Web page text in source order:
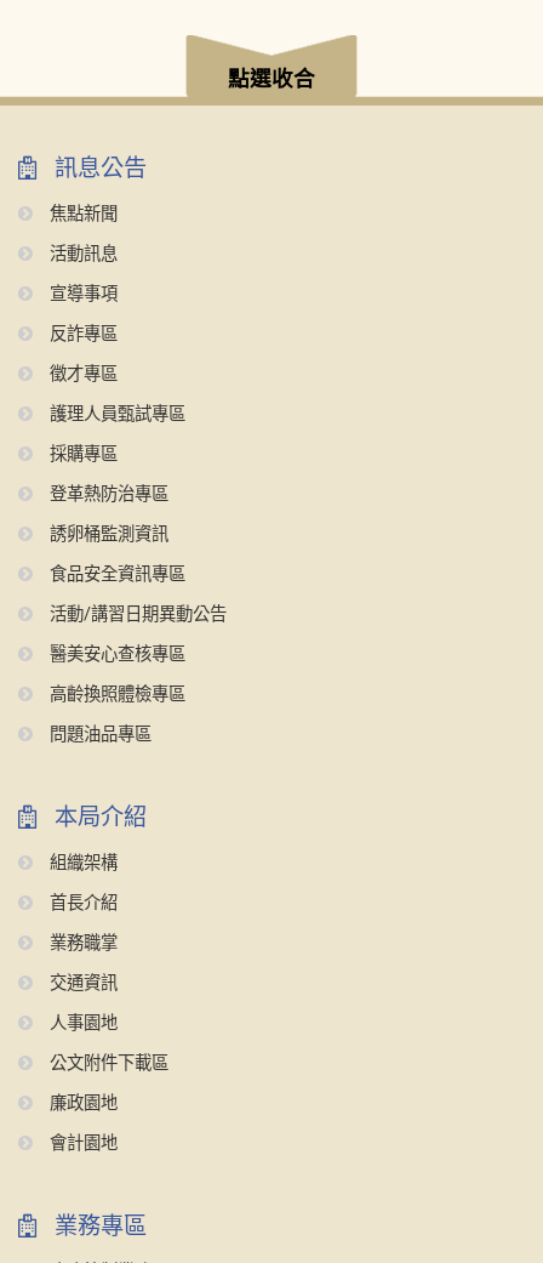
點選收合
訊息公告
焦點新聞
活動訊息
宣導事項
反詐專區
徵才專區
護理人員甄試專區
採購專區
登革熱防治專區
誘卵桶監測資訊
食品安全資訊專區
活動/講習日期異動公告
醫美安心查核專區
高齡換照體檢專區
問題油品專區
本局介紹
組織架構
首長介紹
業務職掌
交通資訊
人事園地
公文附件下載區
廉政園地
會計園地
業務專區